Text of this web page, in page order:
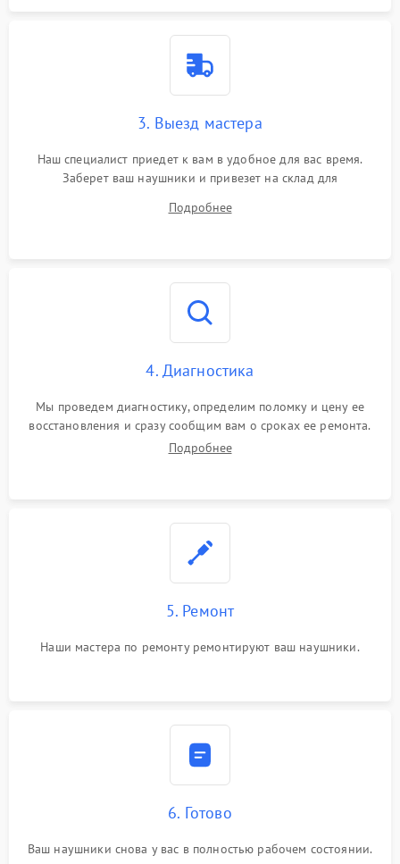
3. Выезд мастера
Наш специалист приедет к вам в удобное для вас время.
Заберет ваш наушники и привезет на склад для
Подробнее
4. Диагностика
Мы проведем диагностику, определим поломку и цену ее
восстановления и сразу сообщим вам о сроках ее ремонта.
Подробнее
5. Ремонт
Наши мастера по ремонту ремонтируют ваш наушники.
6. Готово
Ваш наушники снова у вас в полностью рабочем состоянии.